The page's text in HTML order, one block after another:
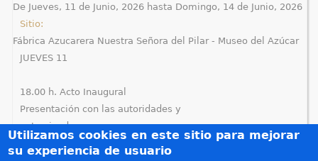
De Jueves, 11 de Junio, 2026hasta Domingo, 14 de Junio, 2026
Sitio:
Fábrica Azucarera Nuestra Señora del Pilar - Museo del Azúcar
JUEVES 11
18.00 h. Acto Inaugural
Presentación con las autoridades y
patrocinadores.
Utilizamos cookies en este sitio para mejorar
su experiencia de usuario